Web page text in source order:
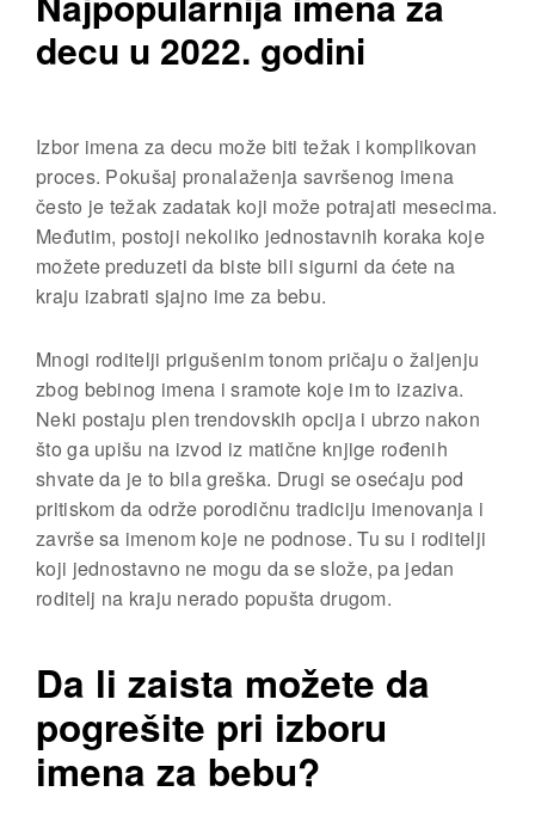
decu u 2022. godini
Izbor imena za decu može biti težak i komplikovan
proces. Pokušaj pronalaženja savršenog imena
često je težak zadatak koji može potrajati mesecima.
Međutim, postoji nekoliko jednostavnih koraka koje
možete preduzeti da biste bili sigurni da ćete na
kraju izabrati sjajno ime za bebu.
Mnogi roditelji prigušenim tonom pričaju o žaljenju
zbog bebinog imena i sramote koje im to izaziva.
Neki postaju plen trendovskih opcija i ubrzo nakon
što ga upišu na izvod iz matične knjige rođenih
shvate da je to bila greška. Drugi se osećaju pod
pritiskom da održe porodičnu tradiciju imenovanja i
završe sa imenom koje ne podnose. Tu su i roditelji
koji jednostavno ne mogu da se slože, pa jedan
roditelj na kraju nerado popušta drugom.
Da li zaista možete da
pogrešite pri izboru
imena za bebu?